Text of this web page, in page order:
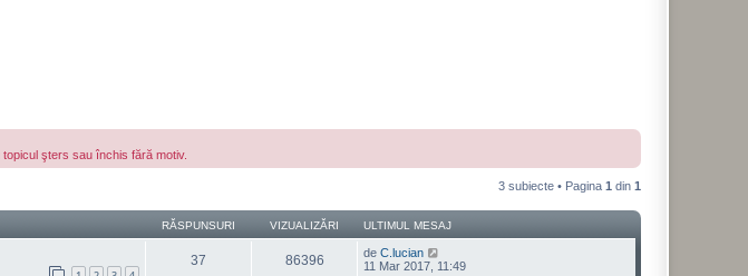
şters sau închis fără motiv.
3 subiecte • Pagina 1 din 1
RĂSPUNSURI VIZUALIZĂRI ULTIMUL MESAJ
37 86396 de C.lucian
11 Mar 2017, 11:49